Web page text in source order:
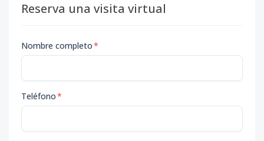
Reserva una visita virtual
Nombre completo*
Teléfono*